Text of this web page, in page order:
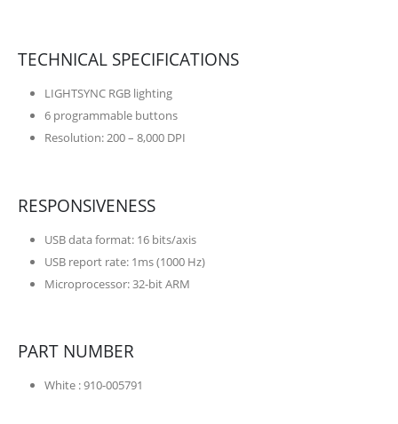
TECHNICAL SPECIFICATIONS
LIGHTSYNC RGB lighting
6 programmable buttons
Resolution: 200 – 8,000 DPI
RESPONSIVENESS
USB data format: 16 bits/axis
USB report rate: 1ms (1000 Hz)
Microprocessor: 32-bit ARM
PART NUMBER
White : 910-005791